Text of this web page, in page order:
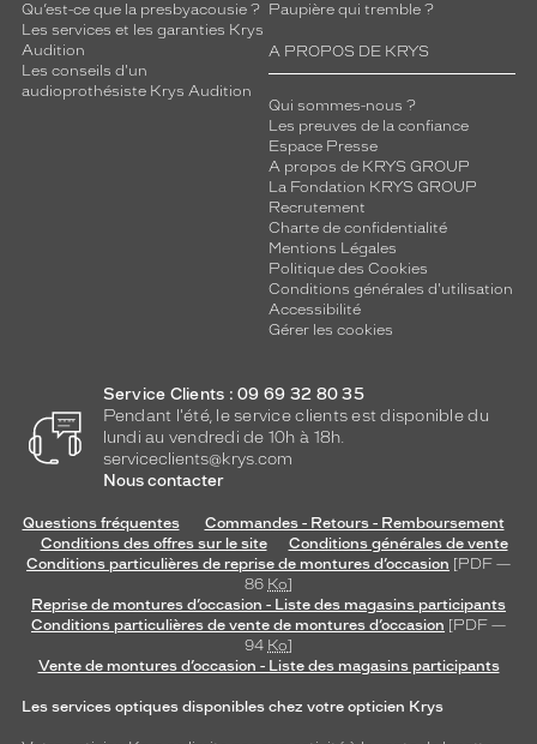
Qu’est-ce que la presbyacousie ?
Les services et les garanties Krys
Audition
Les conseils d'un
audioprothésiste Krys Audition
Paupière qui tremble ?
A PROPOS DE KRYS
Qui sommes-nous ?
Les preuves de la confiance
Espace Presse
A propos de KRYS GROUP
La Fondation KRYS GROUP
Recrutement
Charte de confidentialité
Mentions Légales
Politique des Cookies
Conditions générales d'utilisation
Accessibilité
Gérer les cookies
Service Clients : 09 69 32 80 35
Pendant l'été, le service clients est disponible du
lundi au vendredi de 10h à 18h.
serviceclients@krys.com
Nous contacter
Questions fréquentes
Commandes - Retours - Remboursement
Conditions des offres sur le site
Conditions générales de vente
Conditions particulières de reprise de montures d’occasion [PDF —
86 Ko]
Reprise de montures d’occasion - Liste des magasins participants
Conditions particulières de vente de montures d’occasion [PDF —
94 Ko]
Vente de montures d’occasion - Liste des magasins participants
Les services optiques disponibles chez votre opticien Krys